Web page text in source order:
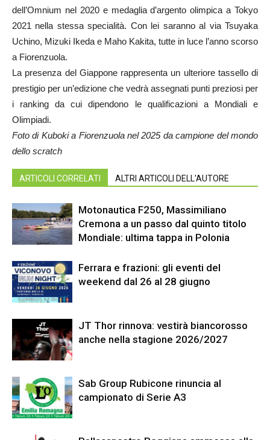
dell’Omnium nel 2020 e medaglia d’argento olimpica a Tokyo
2021 nella stessa specialità. Con lei saranno al via Tsuyaka
Uchino, Mizuki Ikeda e Maho Kakita, tutte in luce l’anno scorso
a Fiorenzuola.
La presenza del Giappone rappresenta un ulteriore tassello di
prestigio per un’edizione che vedrà assegnati punti preziosi per
i ranking da cui dipendono le qualificazioni a Mondiali e
Olimpiadi.
Foto di Kuboki a Fiorenzuola nel 2025 da campione del mondo
dello scratch
ARTICOLI CORRELATI ALTRI ARTICOLI DELL'AUTORE
Motonautica F250, Massimiliano
Cremona a un passo dal quinto titolo
Mondiale: ultima tappa in Polonia
Ferrara e frazioni: gli eventi del
weekend dal 26 al 28 giugno
JT Thor rinnova: vestirà biancorosso
anche nella stagione 2026/2027
Sab Group Rubicone rinuncia al
campionato di Serie A3